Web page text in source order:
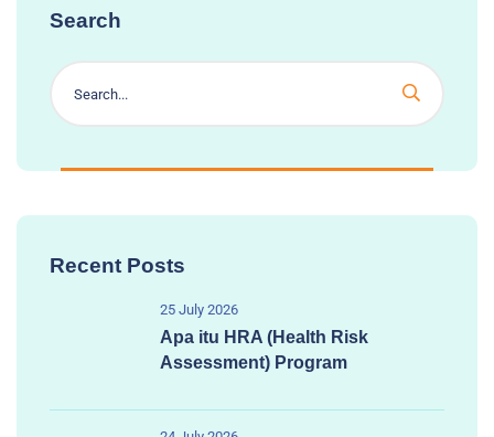
Search
Recent Posts
25 July 2026
Apa itu HRA (Health Risk
Assessment) Program